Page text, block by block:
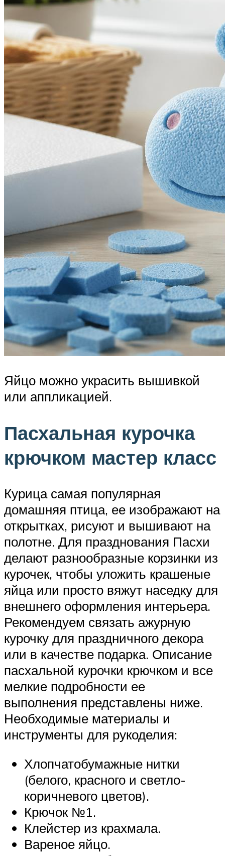
Яйцо можно украсить вышивкой
или аппликацией.
Пасхальная курочка
крючком мастер класс
Курица самая популярная
домашняя птица, ее изображают на
открытках, рисуют и вышивают на
полотне. Для празднования Пасхи
делают разнообразные корзинки из
курочек, чтобы уложить крашеные
яйца или просто вяжут наседку для
внешнего оформления интерьера.
Рекомендуем связать ажурную
курочку для праздничного декора
или в качестве подарка. Описание
пасхальной курочки крючком и все
мелкие подробности ее
выполнения представлены ниже.
Необходимые материалы и
инструменты для рукоделия:
Хлопчатобумажные нитки
(белого, красного и светло-
коричневого цветов).
Крючок №1.
Клейстер из крахмала.
Вареное яйцо.